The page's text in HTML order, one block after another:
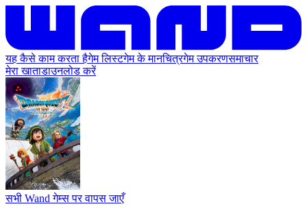
यह कैसे काम करता हैगेम लिस्टगेम के मानचित्रगेम उपकरणसमाचार
मेरा खाताडाउनलोड करें
सभी Wand गेम्स पर वापस जाएँ